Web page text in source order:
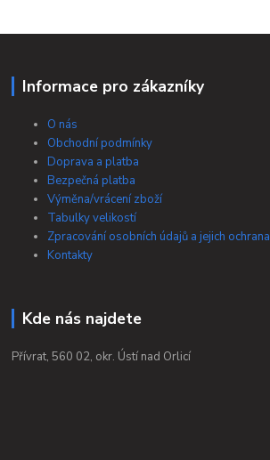
Informace pro zákazníky
O nás
Obchodní podmínky
Doprava a platba
Bezpečná platba
Výměna/vrácení zboží
Tabulky velikostí
Zpracování osobních údajů a jejich ochrana
Kontakty
Kde nás najdete
Přívrat, 560 02, okr. Ústí nad Orlicí